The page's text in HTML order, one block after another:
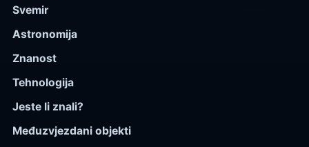
Svemir
Astronomija
Znanost
Tehnologija
Jeste li znali?
Međuzvjezdani objekti